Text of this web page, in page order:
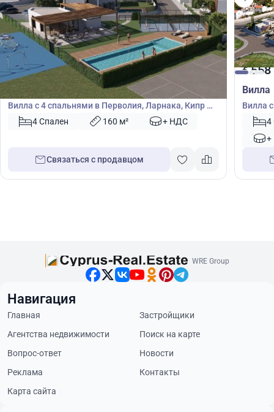
€558 100
Вилла
Вилла с 4 спальнями в Перволия, Ларнака, Кипр №
508674 Спален 160 м² + НДС
Связаться с продавцом
€558
Вилла
Вилла
521194
WRE Group
Навигация
Главная
Застройщики
Агентства недвижимости
Поиск на карте
Вопрос-ответ
Новости
Реклама
Контакты
Карта сайта